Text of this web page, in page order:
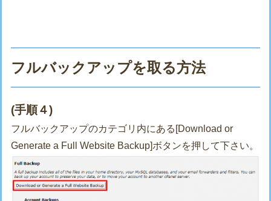
フルバックアップを取る方法
(手順４)
フルバックアップのカテゴリ内にある[Download or
Generate a Full Website Backup]ボタンを押して下さい。